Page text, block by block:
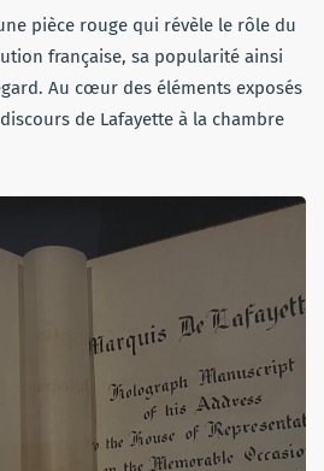
pièce rouge qui révèle le rôle du
française, sa popularité ainsi
Au cœur des éléments exposés
de Lafayette à la chambre